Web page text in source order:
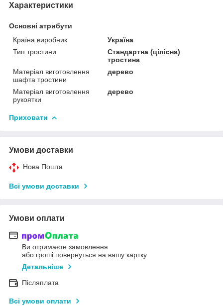
Характеристики
Основні атрибути
Країна виробник
Україна
Тип тростини
Стандартна (цілісна)
тростина
Матеріал виготовлення
шафта тростини
дерево
Матеріал виготовлення
рукоятки
дерево
Приховати
Умови доставки
Нова Пошта
Всі умови доставки
Умови оплати
Ви отримаєте замовлення
або гроші повернуться на вашу картку
Детальніше
Післяплата
Всі умови оплати